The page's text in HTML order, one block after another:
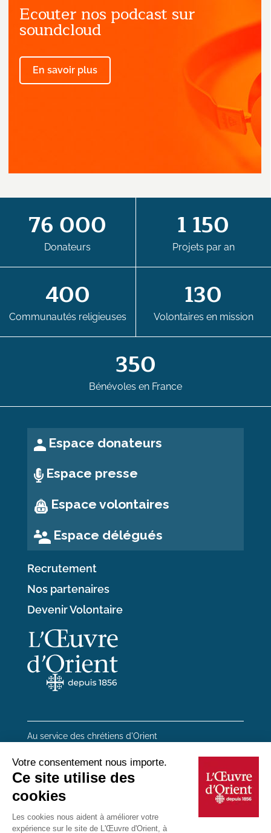
J'accepte de recevoir des emails
provenant de l'Œuvre d'Orient.
Ecouter nos podcast sur
soundcloud
En savoir plus
76 000
Donateurs
1 150
Projets par an
400
Communautés religieuses
130
Volontaires en mission
350
Bénévoles en France
Espace donateurs
Espace presse
Espace volontaires
Espace délégués
Recrutement
Nos partenaires
Devenir Volontaire
Au service des chrétiens d'Orient
20 rue du Regard 75006 Paris